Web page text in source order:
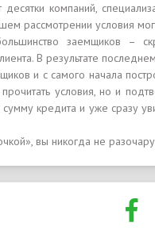
компаний,
рассмотрении условия
заемщиков –
В результате
и с самого начала
условия, но и
кредита и уже сразу
вы никогда не